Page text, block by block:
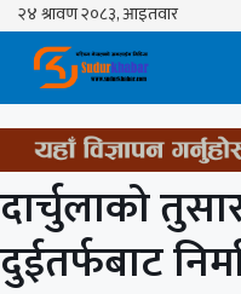
Skip
content
दार्चुलाको
दुईतर्फबाट